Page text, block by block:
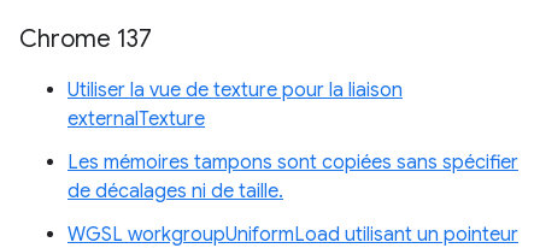
Chrome 137
Utiliser la vue de texture pour la liaison
externalTexture
Les mémoires tampons sont copiées sans spécifier
de décalages ni de taille.
WGSL workgroupUniformLoad utilisant un pointeur